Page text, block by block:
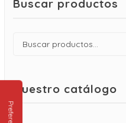
Buscar productos
Buscar
Nuestro catálogo